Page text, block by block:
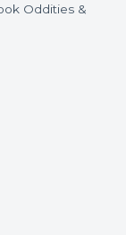
Oddities &